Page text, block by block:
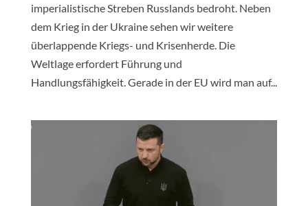
imperialistische Streben Russlands bedroht. Neben
dem Krieg in der Ukraine sehen wir weitere
überlappende Kriegs- und Krisenherde. Die
Weltlage erfordert Führung und
Handlungsfähigkeit. Gerade in der EU wird man auf...